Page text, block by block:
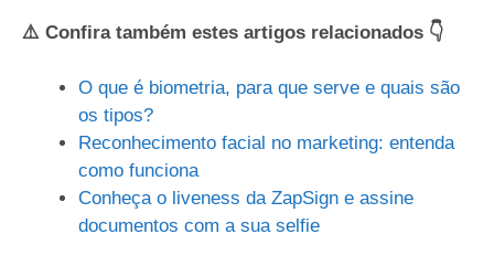
⚠️ Confira também estes artigos relacionados 👇
O que é biometria, para que serve e quais são
os tipos?
Reconhecimento facial no marketing: entenda
como funciona
Conheça o liveness da ZapSign e assine
documentos com a sua selfie